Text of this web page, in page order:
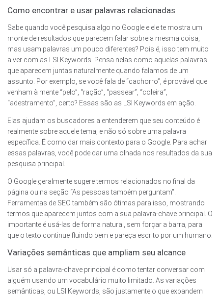
Como encontrar e usar palavras relacionadas
Sabe quando você pesquisa algo no Google e ele te mostra um
monte de resultados que parecem falar sobre a mesma coisa,
mas usam palavras um pouco diferentes? Pois é, isso tem muito
a ver com as LSI Keywords. Pensa nelas como aquelas palavras
que aparecem juntas naturalmente quando falamos de um
assunto. Por exemplo, se você fala de “cachorro”, é provável que
venham à mente “pelo”, “ração”, “passear”, “coleira”,
“adestramento”, certo? Essas são as LSI Keywords em ação.
Elas ajudam os buscadores a entenderem que seu conteúdo é
realmente sobre aquele tema, e não só sobre uma palavra
específica. É como dar mais contexto para o Google. Para achar
essas palavras, você pode dar uma olhada nos resultados da sua
pesquisa principal.
O Google geralmente sugere termos relacionados no final da
página ou na seção “As pessoas também perguntam”.
Ferramentas de SEO também são ótimas para isso, mostrando
termos que aparecem juntos com a sua palavra-chave principal. O
importante é usá-las de forma natural, sem forçar a barra, para
que o texto continue fluindo bem e pareça escrito por um humano.
Variações semânticas que ampliam seu alcance
Usar só a palavra-chave principal é como tentar conversar com
alguém usando um vocabulário muito limitado. As variações
semânticas, ou LSI Keywords, são justamente o que expandem